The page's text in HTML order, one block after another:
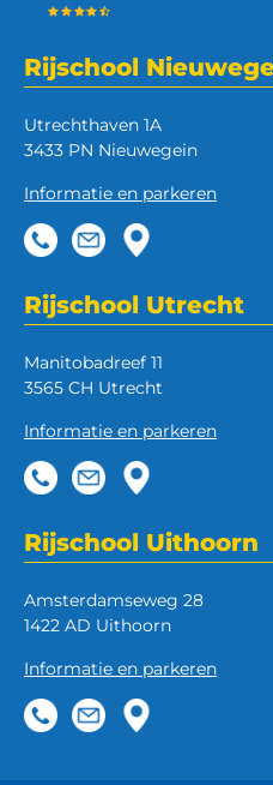
Rijschool
Utrechthaven 1A
3433 PN Nieuwegein
Informatie en parkeren
Rijschool Utrecht
Manitobadreef 11
3565 CH Utrecht
Informatie en parkeren
Rijschool Uithoorn
Amsterdamseweg 28
1422 AD Uithoorn
Informatie en parkeren